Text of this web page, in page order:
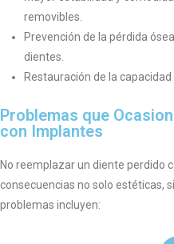
removibles.
Prevención de la pérdida
dientes.
Restauración de la
Problemas que
con Implantes
No reemplazar un diente perdido
consecuencias no solo estéticas,
problemas incluyen: